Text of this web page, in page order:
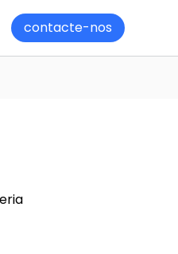
contacte-nos